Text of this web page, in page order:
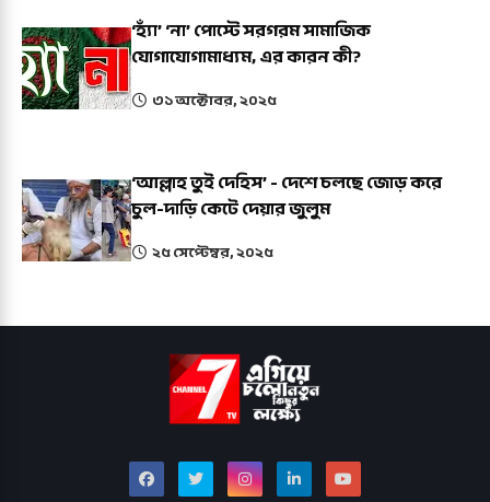
‘হ্যাঁ’ ‘না’ পোস্টে সরগরম সামাজিক
যোগাযোগামাধ্যম, এর কারন কী?
৩১ অক্টোবর, ২০২৫
‘আল্লাহ তুই দেহিস’ - দেশে চলছে জোড় করে
চুল-দাড়ি কেটে দেয়ার জুলুম
২৫ সেপ্টেম্বর, ২০২৫